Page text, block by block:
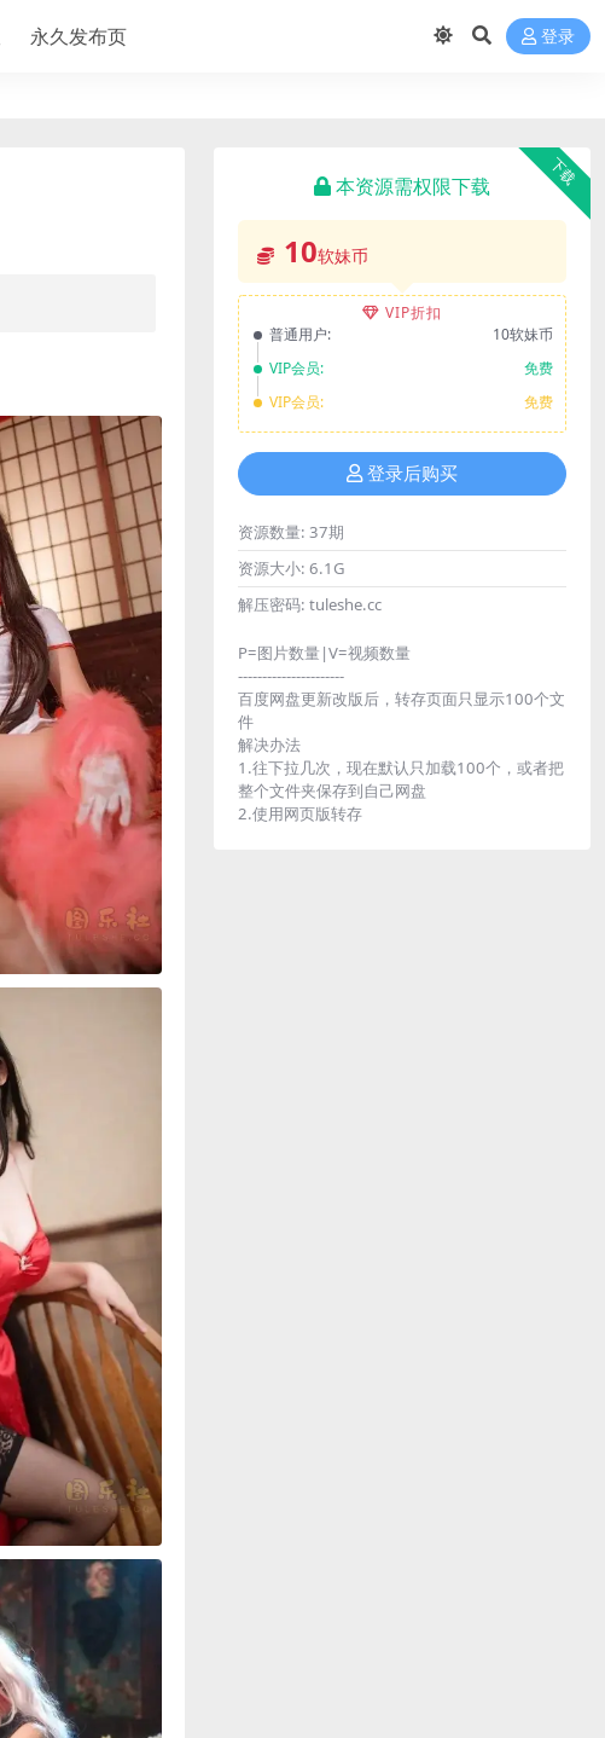
永久发布页 登录
下载
本资源需权限下载
10软妹币
VIP折扣
普通用户:
10软妹币
VIP会员:
免费
VIP会员:
免费
登录后购买
资源数量: 37期
资源大小: 6.1G
解压密码: tuleshe.cc
P=图片数量|V=视频数量
----------------------
百度网盘更新改版后，转存页面只显示100个文
件
解决办法
1.往下拉几次，现在默认只加载100个，或者把
整个文件夹保存到自己网盘
2.使用网页版转存